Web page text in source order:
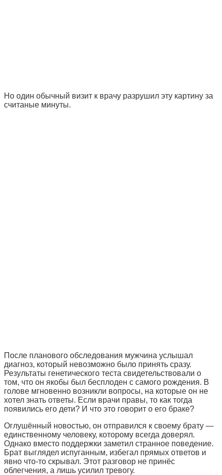
Но один обычный визит к врачу разрушил эту картину за
считаные минуты.
После планового обследования мужчина услышал
диагноз, который невозможно было принять сразу.
Результаты генетического теста свидетельствовали о
том, что он якобы был бесплоден с самого рождения. В
голове мгновенно возникли вопросы, на которые он не
хотел знать ответы. Если врачи правы, то как тогда
появились его дети? И что это говорит о его браке?
Оглушённый новостью, он отправился к своему брату —
единственному человеку, которому всегда доверял.
Однако вместо поддержки заметил странное поведение.
Брат выглядел испуганным, избегал прямых ответов и
явно что-то скрывал. Этот разговор не принёс
облегчения, а лишь усилил тревогу.